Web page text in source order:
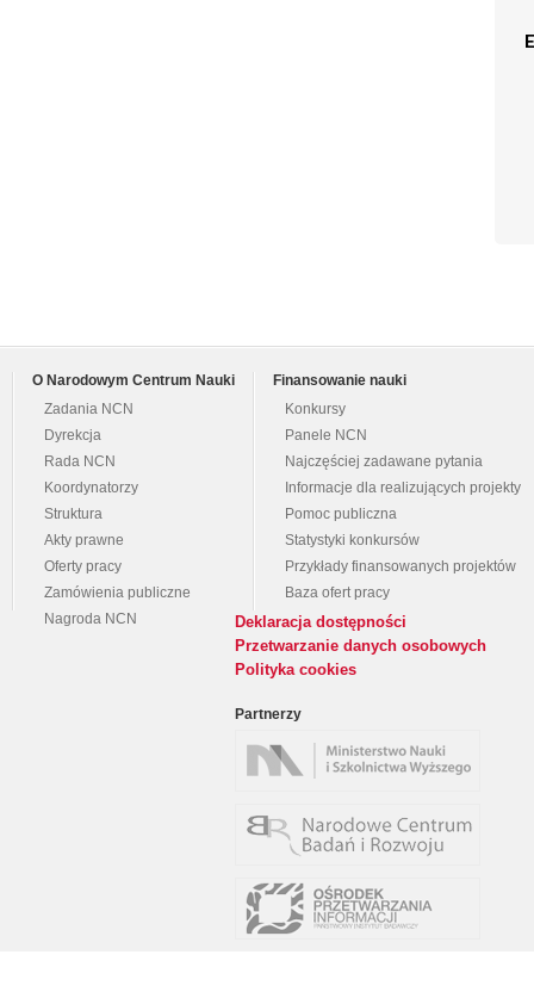
O Narodowym Centrum Nauki
Zadania NCN
Dyrekcja
Rada NCN
Koordynatorzy
Struktura
Akty prawne
Oferty pracy
Zamówienia publiczne
Nagroda NCN
Finansowanie nauki
Konkursy
Panele NCN
Najczęściej zadawane pytania
Informacje dla realizujących projekty
Pomoc publiczna
Statystyki konkursów
Przykłady finansowanych projektów
Baza ofert pracy
Deklaracja dostępności
Przetwarzanie danych osobowych
Polityka cookies
Partnerzy